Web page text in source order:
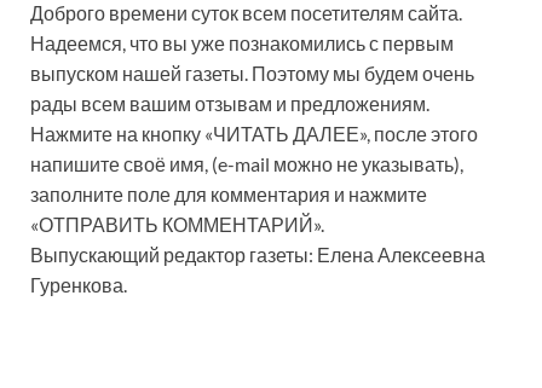
Доброго времени суток всем посетителям сайта.
Надеемся, что вы уже познакомились с первым
выпуском нашей газеты. Поэтому мы будем очень
рады всем вашим отзывам и предложениям.
Нажмите на кнопку «ЧИТАТЬ ДАЛЕЕ», после этого
напишите своё имя, (e-mail можно не указывать),
заполните поле для комментария и нажмите
«ОТПРАВИТЬ КОММЕНТАРИЙ».
Выпускающий редактор газеты: Елена Алексеевна
Гуренкова.